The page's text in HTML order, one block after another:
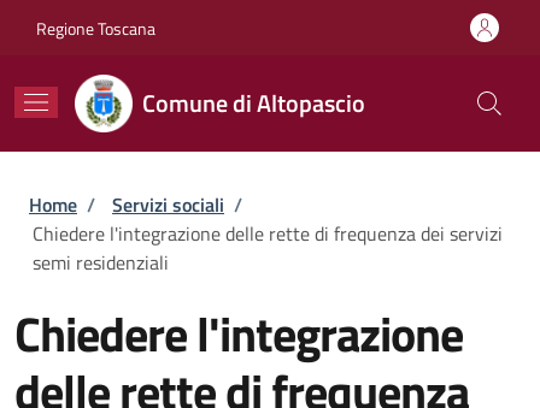
Regione Toscana
Comune di Altopascio
Briciole di pane
Home / Servizi sociali /
Chiedere l'integrazione delle rette di frequenza dei servizi
semi residenziali
Chiedere l'integrazione
delle rette di frequenza